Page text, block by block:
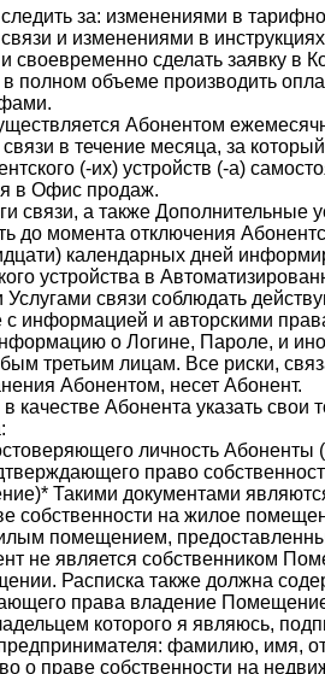
за: изменениями в
и изменениями в
своевременно сделать заявку в
полном объеме производить
Абонентом
в течение месяца, за
(-их) устройств (-а)
в Офис продаж.
связи, а также Дополнительные
до момента отключения
календарных дней
устройства в
связи соблюдать
информацией и авторскими
о Логине, Пароле, и
третьим лицам. Все риски,
Абонентом, несет Абонент.
в качестве Абонента указать
личность Абоненты
право
Такими документами
собственности на жилое
помещением,
не является собственником
Расписка также должна
права владение
которого я являюсь,
фамилию, имя,
о праве собственности на